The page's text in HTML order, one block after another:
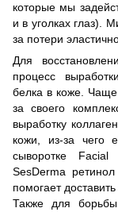
которые мы
и в уголках глаз).
за потери
Для
процесс
белка в коже. Чаще
за своего
выработку
кожи, из-за чего
сыворотке
SesDerma
помогает
Также для